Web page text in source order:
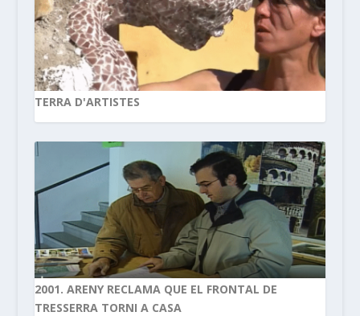
TERRA D'ARTISTES
2001. ARENY RECLAMA QUE EL FRONTAL DE
TRESSERRA TORNI A CASA